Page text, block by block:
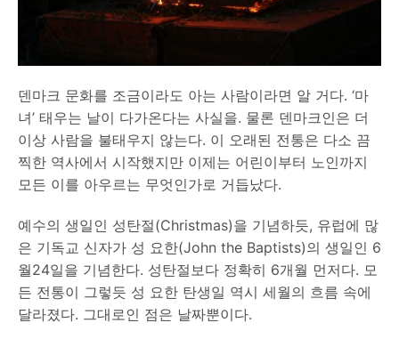
덴마크 문화를 조금이라도 아는 사람이라면 알 거다. ‘마
녀’ 태우는 날이 다가온다는 사실을. 물론 덴마크인은 더
이상 사람을 불태우지 않는다. 이 오래된 전통은 다소 끔
찍한 역사에서 시작했지만 이제는 어린이부터 노인까지
모든 이를 아우르는 무엇인가로 거듭났다.
예수의 생일인 성탄절(Christmas)을 기념하듯, 유럽에 많
은 기독교 신자가 성 요한(John the Baptists)의 생일인 6
월24일을 기념한다. 성탄절보다 정확히 6개월 먼저다. 모
든 전통이 그렇듯 성 요한 탄생일 역시 세월의 흐름 속에
달라졌다. 그대로인 점은 날짜뿐이다.